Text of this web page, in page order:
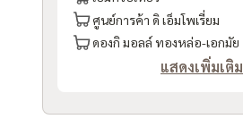
ศูนย์การค้า ดิ เอ็มโพเรี่ยม
ดองกิ มอลล์ ทองหล่อ-เอกมัย
แสดงเพิ่มเติม